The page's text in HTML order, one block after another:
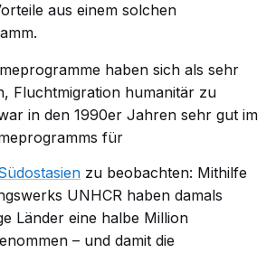
aus einem solchen
haben sich als sehr
Fluchtmigration humanitär zu
in den 1990er Jahren sehr gut im
für
zu beobachten: Mithilfe
UNHCR haben damals
Länder eine halbe Million
– und damit die